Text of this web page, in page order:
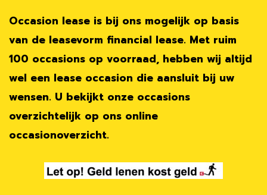
Occasion lease is bij ons mogelijk op basis
van de leasevorm financial lease. Met ruim
100 occasions op voorraad, hebben wij altijd
wel een lease occasion die aansluit bij uw
wensen. U bekijkt onze occasions
overzichtelijk op ons online
occasionoverzicht.